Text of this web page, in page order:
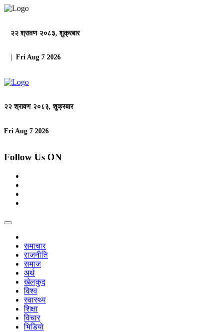
२२ श्रावण २०८३, शुक्रबार
| Fri Aug 7 2026
२२ श्रावण २०८३, शुक्रबार
Fri Aug 7 2026
Follow Us ON
समाचार
राजनीति
समाज
अर्थ
खेलकुद
विश्व
स्वास्थ्य
शिक्षा
विचार
भिडियाे